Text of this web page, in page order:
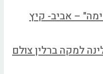
– אביב- קיץ
של קרולינה למקה ברלין צולם